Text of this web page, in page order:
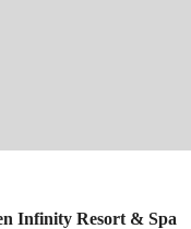
Infinity Resort & Spa